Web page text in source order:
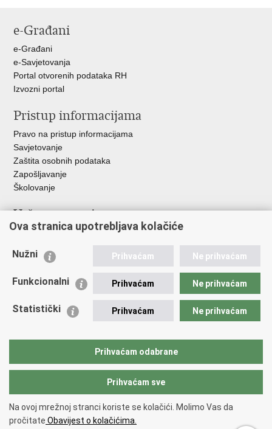
FacebookuTwitteru
e-Građani
e-Građani
e-Savjetovanja
Portal otvorenih podataka RH
Izvozni portal
Pristup informacijama
Pravo na pristup informacijama
Savjetovanje
Zaštita osobnih podataka
Zapošljavanje
Školovanje
Važne poveznice
Ministarstvo unutarnjih poslova
Udruge
Policijska akademija
Zaklada policijske solidarnosti
Vučetić"
Copyright © 2026 Policijska uprava Bjelovarsko-bilogorska.
korištenja.Izjava o pristupačnosti.
Ova stranica upotrebljava kolačiće
Nužni Prihvaćam Ne prihvaćam
Funkcionalni Prihvaćam Ne prihvaćam
Statistički Prihvaćam Ne prihvaćam
Prihvaćam odabrane
Prihvaćam sve
Na ovoj mrežnoj stranci koriste se kolačići. Molimo Vas da
pročitate Obavijest o kolačićima.